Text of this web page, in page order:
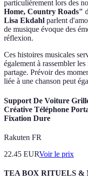
particulièrement lors des
Home, Country Roads"
Lisa Ekdahl parlent
de musique évoque des
réflexion.
Ces histoires musicales
également à rassembler
partage. Prévoir des
liée à une chanson peut
Support De Voiture
Créative Téléphone
Fixation Dure
Rakuten FR
22.45 EURVoir le prix
TEA BOX RITUELS &